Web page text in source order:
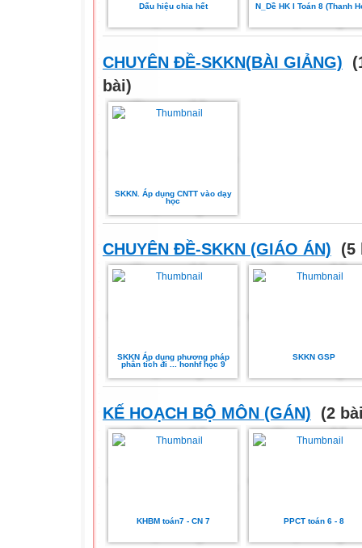
Dấu hiệu chia hết N_Dề HK I Toán 8 (Thanh
CHUYÊN ĐỀ-SKKN(BÀI GIẢNG)
bài)
SKKN. Áp dụng CNTT vào dạy
học
CHUYÊN ĐỀ-SKKN (GIÁO ÁN) (5
SKKN Áp dụng phương pháp
phân tích đi ... honhf học 9
SKKN GSP
KẾ HOẠCH BỘ MÔN (GÁN) (2
KHBM toán7 - CN 7 PPCT toán 6 - 8